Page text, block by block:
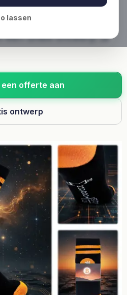
lassen
individuele sokken
sokken met tekst
een uniek ontwerp te
offerte aan
ontwerp